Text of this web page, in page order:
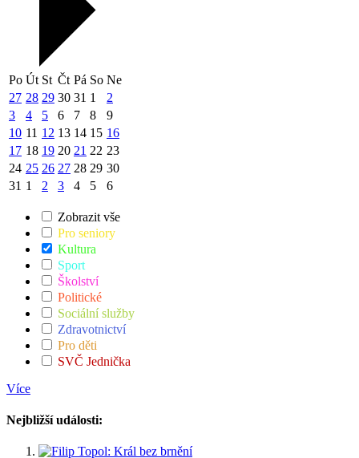
Po Út St Čt Pá So Ne
27 28 29 30 31 1
2
3
4 5 6 7 8
9
10 11 12 13 14 15 16
17 18 19 20 21 22 23
24 25 26 27 28 29 30
31 1 2 3 4 5 6
Zobrazit vše
Pro seniory
Kultura
Sport
Školství
Politické
Sociální služby
Zdravotnictví
Pro děti
SVČ Jednička
Více
Nejbližší události: